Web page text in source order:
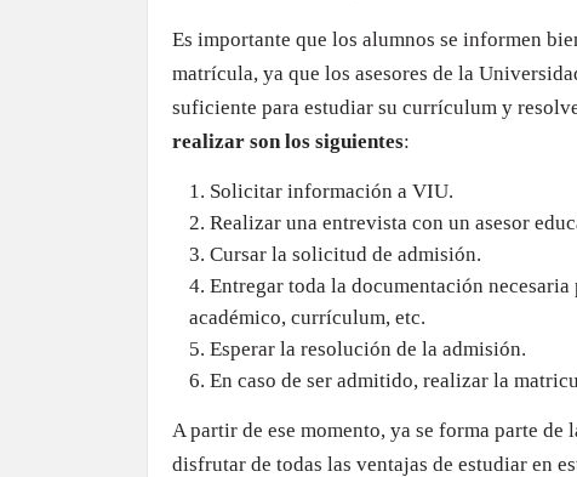
Es importante que los alumnos se informen
matrícula, ya que los asesores de la
suficiente para estudiar su currículum y
realizar son los siguientes:
Solicitar información a VIU.
Realizar una entrevista con un asesor
Cursar la solicitud de admisión.
Entregar toda la documentación
académico, currículum, etc.
Esperar la resolución de la admisión.
En caso de ser admitido, realizar la
A partir de ese momento, ya se forma parte
disfrutar de todas las ventajas de estudiar en